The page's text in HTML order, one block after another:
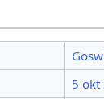
5 okt